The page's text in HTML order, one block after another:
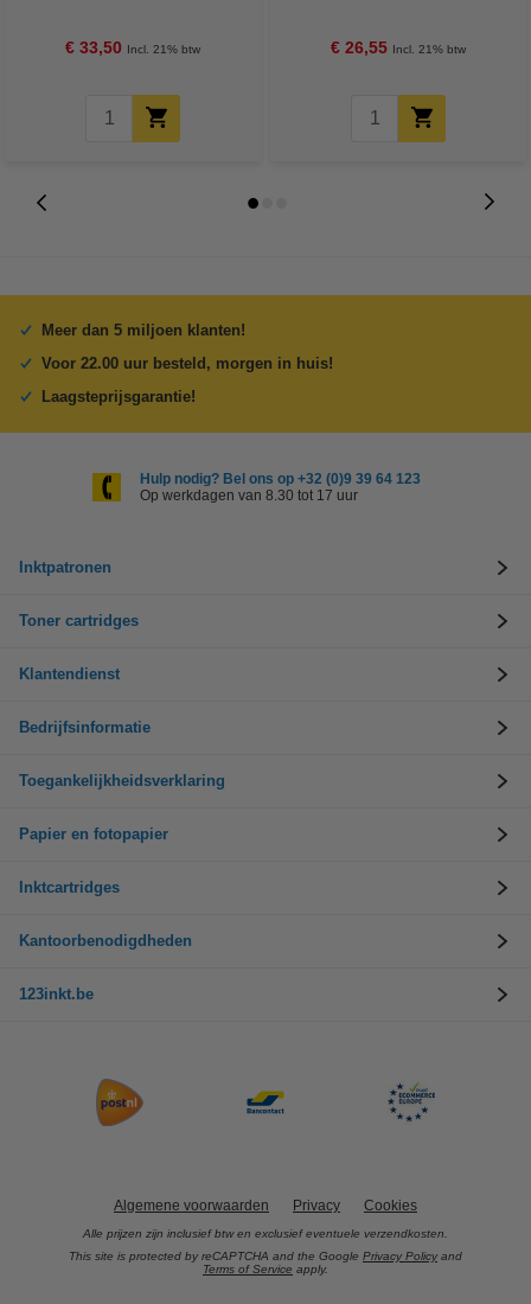
€ 33,50 Incl. 21% btw € 26,55 Incl. 21% btw
Meer dan 5 miljoen klanten!
Voor 22.00 uur besteld, morgen in huis!
Laagsteprijsgarantie!
Hulp nodig? Bel ons op +32 (0)9 39 64 123
Op werkdagen van 8.30 tot 17 uur
Inktpatronen
Toner cartridges
Klantendienst
Bedrijfsinformatie
Toegankelijkheidsverklaring
Papier en fotopapier
Inktcartridges
Kantoorbenodigdheden
123inkt.be
Algemene voorwaarden Privacy Cookies
Alle prijzen zijn inclusief btw en exclusief eventuele verzendkosten.
This site is protected by reCAPTCHA and the Google Privacy Policy and
Terms of Service apply.